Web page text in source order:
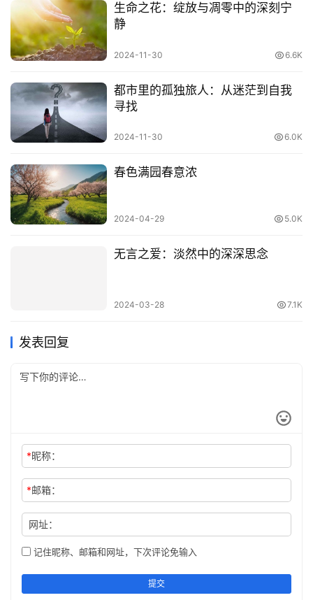
三、精神层面
从精神层面来讲，人是一种追求精神并从精神上获得愉悦的
精神上强大的人是不畏惧现实的，精神上富有的人是不抱怨
大的依仗。而在书籍中，你会看到形形色色的人、各种各样
四、包容性
经常读书的人，其包容性是更大的，因为他的学识、眼界、
思想不会局限在一个点上。
生命之花：绽放与凋零中的深刻宁
静
2024-11-30 6.6K
都市里的孤独旅人：从迷茫到自我
寻找
2024-11-30 6.0K
春色满园春意浓
2024-04-29 5.0K
无言之爱：淡然中的深深思念
2024-03-28 7.1K
发表回复
*昵称：
*邮箱：
网址：
记住昵称、邮箱和网址，下次评论免输入
提交